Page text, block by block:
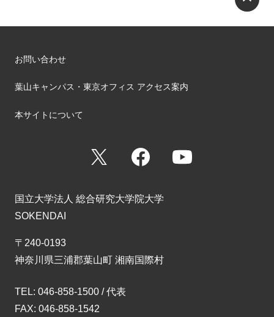
お問い合わせ
葉山キャンパス・東京オフィス アクセス案内
本サイトについて
Facebook
国立大学法人 総合研究大学院大学
SOKENDAI
〒240-0193
神奈川県三浦郡葉山町 湘南国際村
TEL: 046-858-1500 / 代表
FAX: 046-858-1542